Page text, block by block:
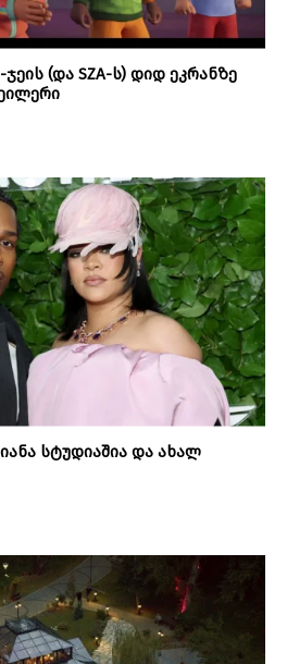
ჯეის (და SZA-ს) დიდ ეკრანზე
სტუდიაშია და ახალ